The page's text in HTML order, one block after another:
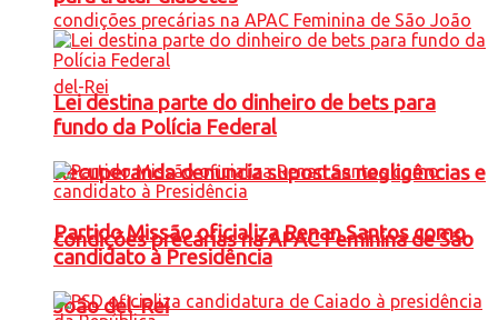
Recuperanda denuncia supostas negligências e
condições precárias na APAC Feminina de São
João del-Rei
Lei destina parte do dinheiro de bets para
fundo da Polícia Federal
Partido Missão oficializa Renan Santos como
candidato à Presidência